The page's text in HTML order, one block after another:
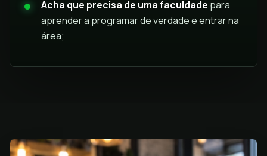
Acha que precisa de uma faculdade para
aprender a programar de verdade e entrar na
área;